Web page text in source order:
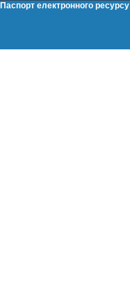
Паспорт електронного ресурсу